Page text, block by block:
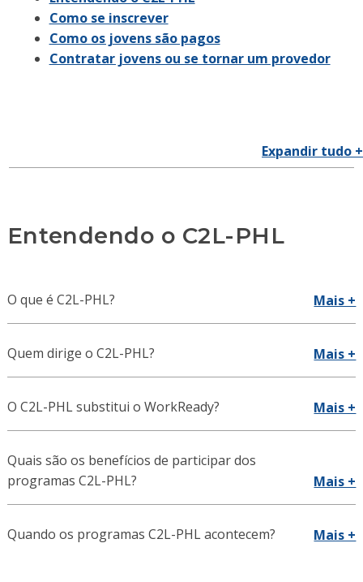
Como se inscrever
Como os jovens são pagos
Contratar jovens ou se tornar um provedor
Expandir tudo +
Entendendo o C2L-PHL
O que é C2L-PHL? Mais +
Quem dirige o C2L-PHL? Mais +
O C2L-PHL substitui o WorkReady? Mais +
Quais são os benefícios de participar dos
programas C2L-PHL?
Mais +
Quando os programas C2L-PHL acontecem? Mais +